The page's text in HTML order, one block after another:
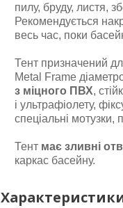
пилу, бруду, листя,
Рекомендується
весь час, поки
Тент призначений
Metal Frame
з міцного ПВХ,
і ультрафіолету,
спеціальні мотузки,
Тент має зливні
каркас басейну.